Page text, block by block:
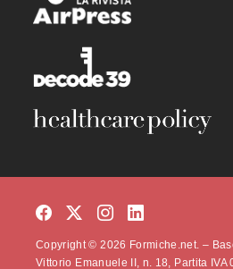
Copyright © 2026 Formiche.net. –
Vittorio Emanuele II, n. 18, Partita IVA